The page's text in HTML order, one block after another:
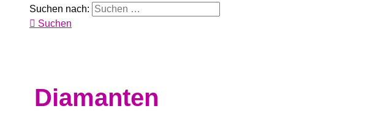
Suchen nach:
Suchen
Diamanten